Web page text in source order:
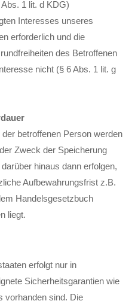
1 lit. d KDG)
Interesses unseres
erforderlich und die
des Betroffenen
nicht (§ 6 Abs. 1 lit. g
betroffenen Person werden
Zweck der Speicherung
hinaus dann erfolgen,
Aufbewahrungsfrist z.B.
Handelsgesetzbuch
liegt.
erfolgt nur in
Sicherheitsgarantien wie
vorhanden sind. Die